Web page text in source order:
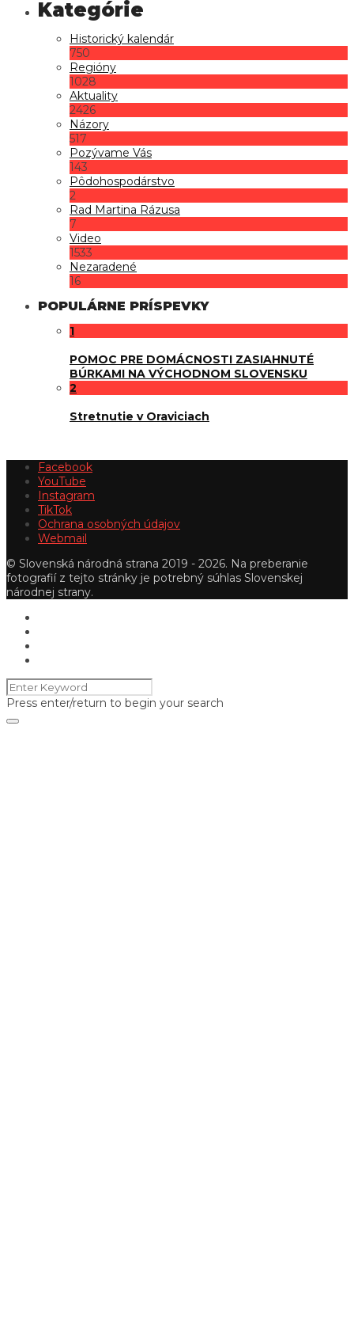
Historický kalendár
750
Regióny
1028
Aktuality
2426
Názory
517
Pozývame Vás
143
Pôdohospodárstvo
2
Rad Martina Rázusa
7
Video
1533
Nezaradené
16
POPULÁRNE PRÍSPEVKY
1
POMOC PRE DOMÁCNOSTI ZASIAHNUTÉ
BÚRKAMI NA VÝCHODNOM SLOVENSKU
2
Stretnutie v Oraviciach
Facebook
YouTube
Instagram
TikTok
Ochrana osobných údajov
Webmail
© Slovenská národná strana 2019 - 2026. Na preberanie
fotografií z tejto stránky je potrebný súhlas Slovenskej
národnej strany.
Press enter/return to begin your search